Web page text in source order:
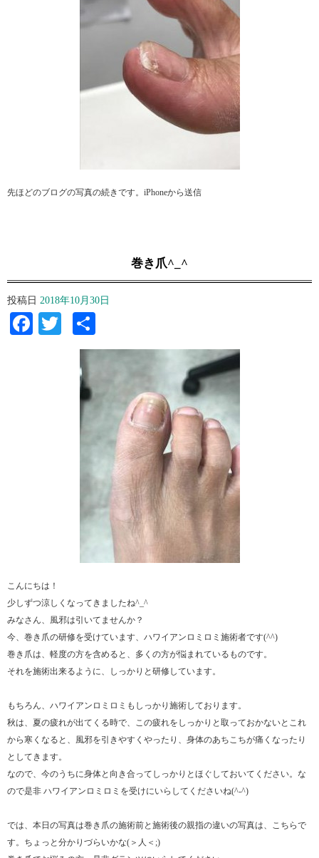
先ほどのブログの写真の続きです。iPhoneから送信
巻き爪^_^
投稿日 2018年10月30日
Facebook
Twitter
有
こんにちは！
少しずつ涼しくなってきましたね^_^
みなさん、風邪は引いてませんか？
今、巻き爪の研修を受けています、ハワイアンロミロミ施術者です(^^)
巻き爪は、軽度の方を含めると、多くの方が悩まれているものです。
それを施術出来るように、しっかりと研修しています。
もちろん、ハワイアンロミロミもしっかり施術しております。
秋は、夏の疲れが出てくる時で、この疲れをしっかりと取っておかないとこれ
から寒くなると、風邪を引きやすくやったり、身体のあちこちが痛くなったり
としてきます。
なので、今のうちに身体と向き合ってしっかりとほぐしておいてください。な
ので是非 ハワイアンロミロミを受けにいらしてくださいね(^-^)
では、本日の写真は巻き爪の施術前と施術後の親指の違いの写真は、こちらで
す。ちょっと分かりづらいかな(＞人＜;)